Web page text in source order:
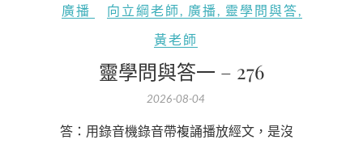
廣播 向立綱老師 廣播 靈學問與答
黃老師
靈學問與答一 – 276
2026-08-04
答：用錄音機錄音帶複誦播放經文，是沒